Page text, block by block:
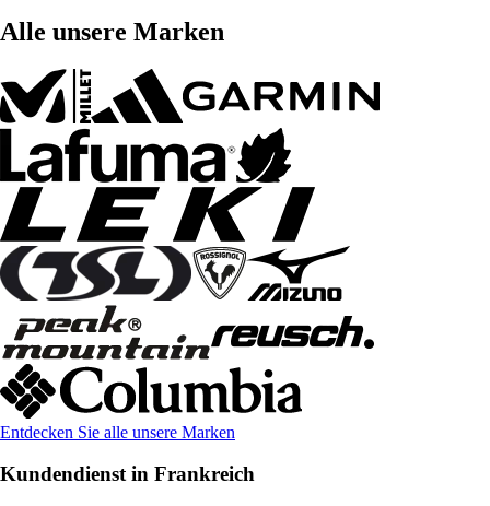
Alle unsere Marken
Entdecken Sie alle unsere Marken
Kundendienst in Frankreich